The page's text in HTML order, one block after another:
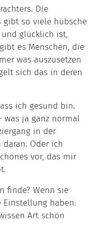
Die
gibt so viele hübsche
und glücklich ist,
es Menschen, die
was auszusetzen
sich das in deren
ich gesund bin.
was ja ganz normal
in der
Oder ich
vor, das mir
finde? Wenn sie
haben.
Art schön